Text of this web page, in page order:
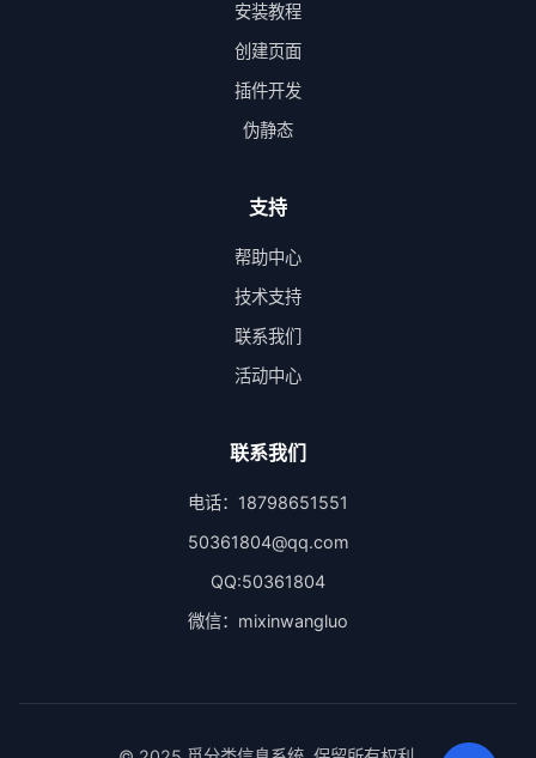
安装教程
创建页面
插件开发
伪静态
支持
帮助中心
技术支持
联系我们
活动中心
联系我们
电话：18798651551
50361804@qq.com
QQ:50361804
微信：mixinwangluo